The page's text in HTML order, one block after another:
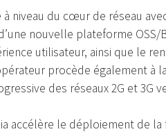
niveau du cœur de réseau
nouvelle plateforme OSS/
utilisateur, ainsi que le
procède également à
des réseaux 2G et 3G
accélère le déploiement de